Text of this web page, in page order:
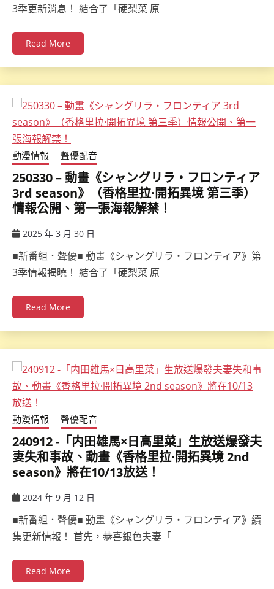
3季更新消息！ 結合了「硬梨菜 原
Read More
動漫情報 聲優配音
250330 – 動畫《シャングリラ・フロンティア
3rd season》（香格里拉·開拓異境 第三季）
情報公開、第一張海報解禁！
2025 年 3 月 30 日
■新番組．聲優■ 動畫《シャングリラ・フロンティア》第
3季情報揭曉！ 結合了「硬梨菜 原
Read More
動漫情報 聲優配音
240912 -「内田雄馬×日高里菜」生放送爆發夫
妻失和事故、動畫《香格里拉·開拓異境 2nd
season》將在10/13放送！
2024 年 9 月 12 日
■新番組．聲優■ 動畫《シャングリラ・フロンティア》續
集更新情報！ 首先，恭喜銀色夫妻「
Read More